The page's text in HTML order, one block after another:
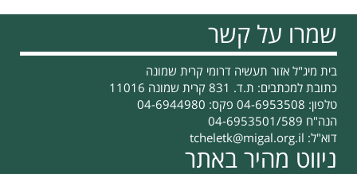
שמרו על קשר
בית מיג"ל אזור תעשיה דרומי קרית שמונה
כתובת למכתבים: ת.ד. 831 קרית שמונה 11016
טלפון: 04-6953508 פקס: 04-6944980
הנה"ח 04-6953501/589
דוא"ל: tcheletk@migal.org.il
ניווט מהיר באתר